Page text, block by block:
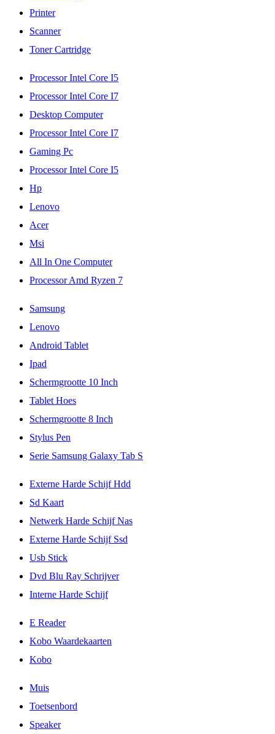
Printer
Scanner
Toner Cartridge
Processor Intel Core I5
Processor Intel Core I7
Desktop Computer
Processor Intel Core I7
Gaming Pc
Processor Intel Core I5
Hp
Lenovo
Acer
Msi
All In One Computer
Processor Amd Ryzen 7
Samsung
Lenovo
Android Tablet
Ipad
Schermgrootte 10 Inch
Tablet Hoes
Schermgrootte 8 Inch
Stylus Pen
Serie Samsung Galaxy Tab S
Externe Harde Schijf Hdd
Sd Kaart
Netwerk Harde Schijf Nas
Externe Harde Schijf Ssd
Usb Stick
Dvd Blu Ray Schrijver
Interne Harde Schijf
E Reader
Kobo Waardekaarten
Kobo
Muis
Toetsenbord
Speaker